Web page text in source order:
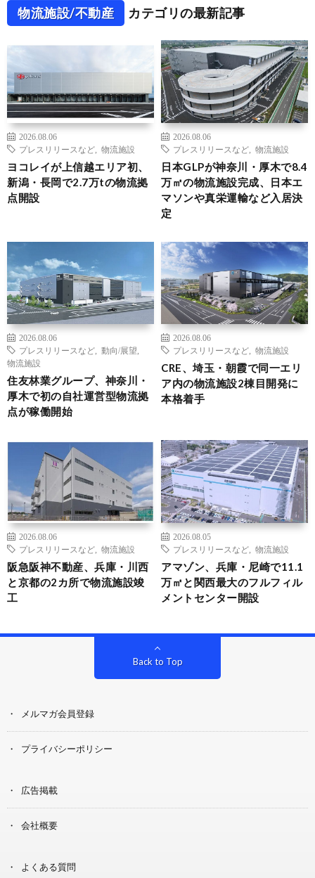
物流施設/不動産 カテゴリの最新記事
2026.08.06
プレスリリースなど
物流施設
ヨコレイが上信越エリア初、
新潟・長岡で2.7万tの物流拠
点開設
2026.08.06
プレスリリースなど
物流施設
日本GLPが神奈川・厚木で8.4
万㎡の物流施設完成、日本エ
マソンや真栄運輸など入居決
定
2026.08.06
プレスリリースなど
動向/展望
物流施設
住友林業グループ、神奈川・
厚木で初の自社運営型物流拠
点が稼働開始
2026.08.06
プレスリリースなど
物流施設
CRE、埼玉・朝霞で同一エリ
ア内の物流施設2棟目開発に
本格着手
2026.08.06
プレスリリースなど
物流施設
阪急阪神不動産、兵庫・川西
と京都の2カ所で物流施設竣
工
2026.08.05
プレスリリースなど
物流施設
アマゾン、兵庫・尼崎で11.1
万㎡と関西最大のフルフィル
メントセンター開設
Back to Top
メルマガ会員登録
プライバシーポリシー
広告掲載
会社概要
よくある質問